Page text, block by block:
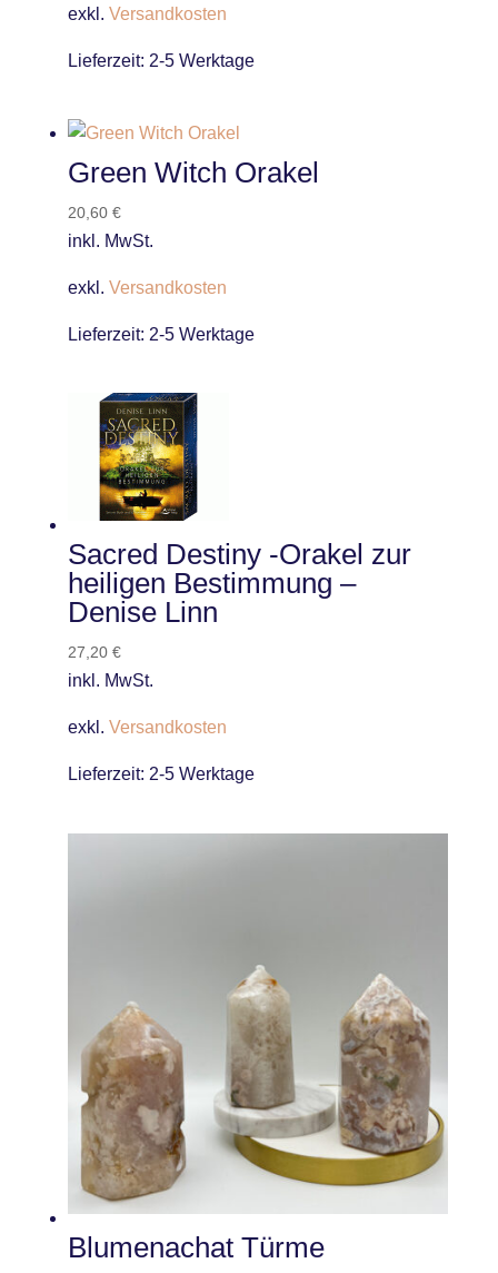
exkl. Versandkosten
Lieferzeit: 2-5 Werktage
Green Witch Orakel
20,60 €
inkl. MwSt.
exkl. Versandkosten
Lieferzeit: 2-5 Werktage
Sacred Destiny -Orakel zur
heiligen Bestimmung –
Denise Linn
27,20 €
inkl. MwSt.
exkl. Versandkosten
Lieferzeit: 2-5 Werktage
Blumenachat Türme